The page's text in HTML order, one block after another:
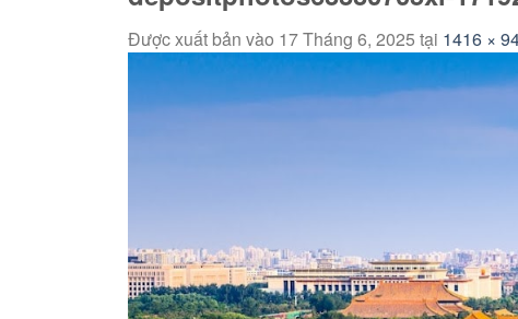
Được xuất bản vào 17 Tháng 6, 2025 tại 1416 ×